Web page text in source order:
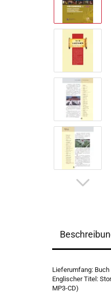
Lieferumfang: Buch
Englischer Titel:
MP3-CD)